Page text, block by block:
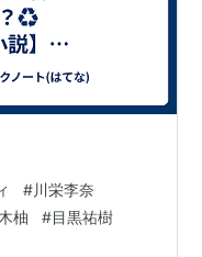
#川栄李奈
柚 #目黒祐樹